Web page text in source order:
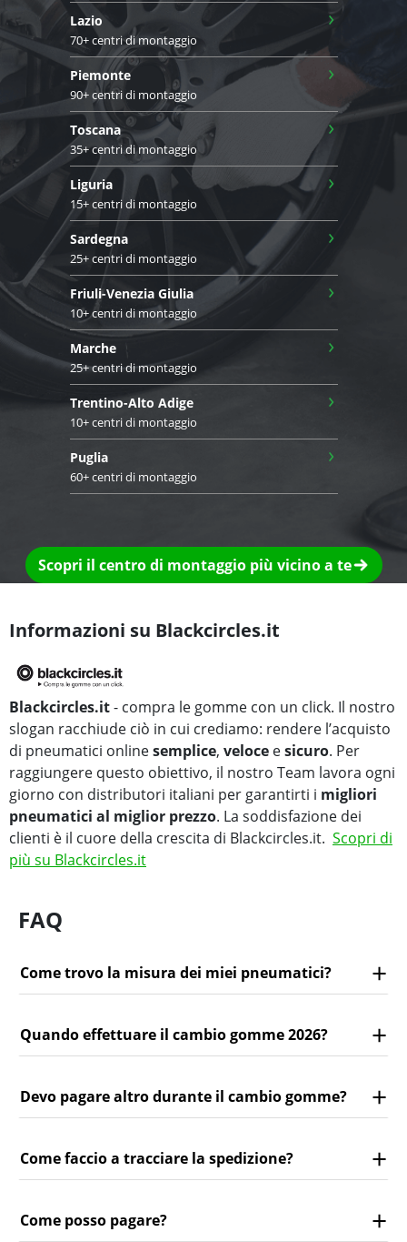
Lazio
70+ centri di montaggio
›
Piemonte
90+ centri di montaggio
›
Toscana
35+ centri di montaggio
›
Liguria
15+ centri di montaggio
›
Sardegna
25+ centri di montaggio
›
Friuli-Venezia Giulia
10+ centri di montaggio
›
Marche
25+ centri di montaggio
›
Trentino-Alto Adige
10+ centri di montaggio
›
Puglia
60+ centri di montaggio
›
Scopri il centro di montaggio più vicino a te
Informazioni su Blackcircles.it
Blackcircles.it- compra le gomme con un click. Il nostro
slogan racchiude ciò in cui crediamo: rendere l’acquisto
di pneumatici onlinesemplice, veloce esicuro. Per
raggiungere questo obiettivo, il nostro Team lavora ogni
giorno con distributori italiani per garantirti i migliori
pneumatici al miglior prezzo. La soddisfazione dei
clienti è il cuore della crescita di Blackcircles.it. Scopri di
più su Blackcircles.it
FAQ
Come trovo la misura dei miei pneumatici?
Quando effettuare il cambio gomme 2026?
Devo pagare altro durante il cambio gomme?
Come faccio a tracciare la spedizione?
Come posso pagare?